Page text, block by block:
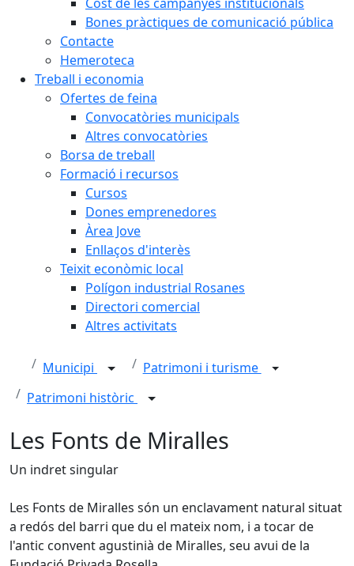
Bones pràctiques de comunicació pública
Contacte
Hemeroteca
Treball i economia
Ofertes de feina
Convocatòries municipals
Altres convocatòries
Borsa de treball
Formació i recursos
Cursos
Dones emprenedores
Àrea Jove
Enllaços d'interès
Teixit econòmic local
Polígon industrial Rosanes
Directori comercial
Altres activitats
Municipi
Patrimoni i turisme
Patrimoni històric
Les Fonts de Miralles
Un indret singular
Les Fonts de Miralles són un enclavament natural situat
a redós del barri que du el mateix nom, i a tocar de
l'antic convent agustinià de Miralles, seu avui de la